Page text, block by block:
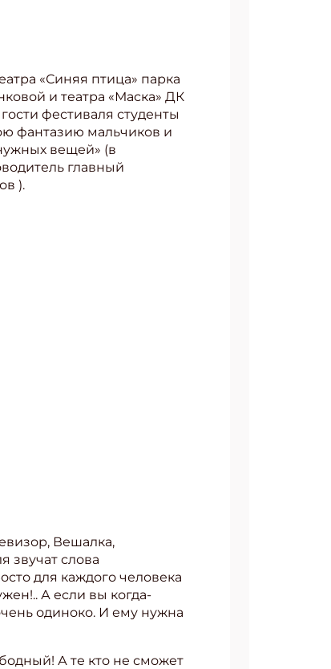
«Синяя птица» парка
и театра «Маска» ДК
фестиваля студенты
фантазию мальчиков и
вещей» (в
главный
).
Вешалка,
звучат слова
для каждого человека
А если вы когда-
одиноко. И ему нужна
А те кто не сможет